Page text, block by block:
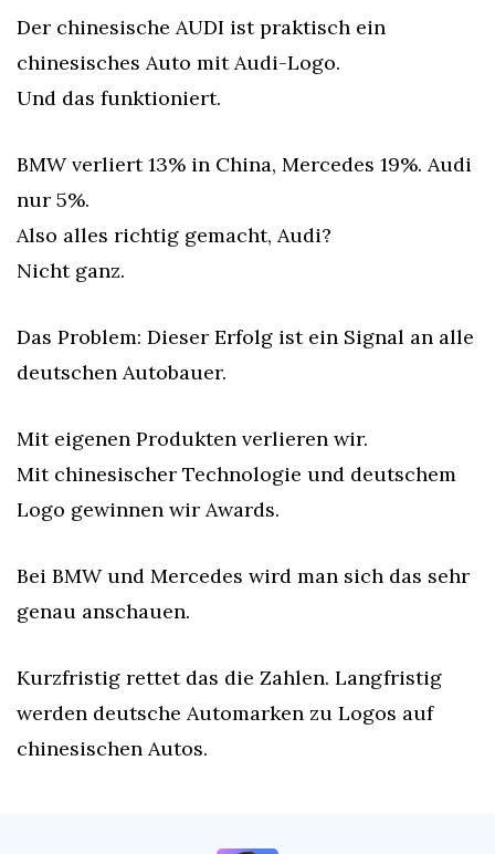
Der chinesische AUDI ist praktisch ein
chinesisches Auto mit Audi-Logo.
Und das funktioniert.
BMW verliert 13% in China, Mercedes 19%. Audi
nur 5%.
Also alles richtig gemacht, Audi?
Nicht ganz.
Das Problem: Dieser Erfolg ist ein Signal an alle
deutschen Autobauer.
Mit eigenen Produkten verlieren wir.
Mit chinesischer Technologie und deutschem
Logo gewinnen wir Awards.
Bei BMW und Mercedes wird man sich das sehr
genau anschauen.
Kurzfristig rettet das die Zahlen. Langfristig
werden deutsche Automarken zu Logos auf
chinesischen Autos.